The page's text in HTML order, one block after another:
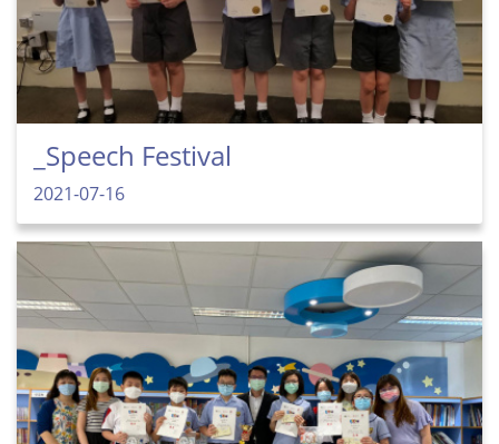
_Speech Festival
2021-07-16